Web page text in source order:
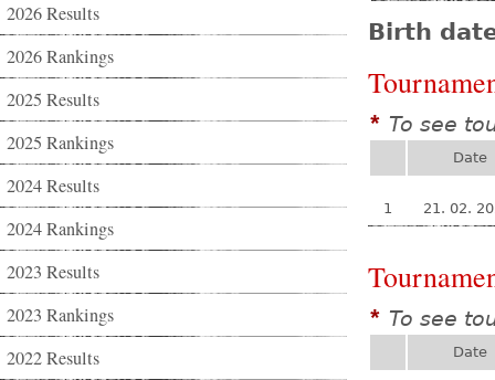
2026 Results
2026 Rankings
2025 Results
2025 Rankings
2024 Results
2024 Rankings
2023 Results
2023 Rankings
2022 Results
Birth
* To see
Date
1 21. 02.
* To see
Date